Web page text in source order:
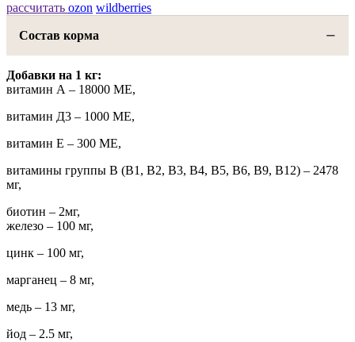
рассчитать ozon wildberries
Состав корма
Добавки на 1 кг:
витамин А – 18000 МЕ,
витамин Д3 – 1000 МЕ,
витамин Е – 300 МЕ,
витамины группы В (В1, В2, В3, В4, В5, В6, В9, В12) – 2478
мг,
биотин – 2мг,
железо – 100 мг,
цинк – 100 мг,
марганец – 8 мг,
медь – 13 мг,
йод – 2.5 мг,